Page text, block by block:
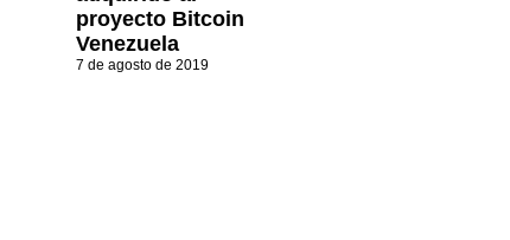
proyecto Bitcoin
Venezuela
7 de agosto de 2019